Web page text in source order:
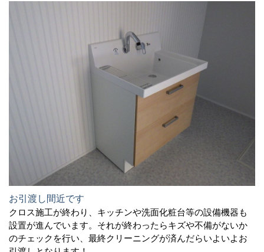
お引渡し間近です
クロス施工が終わり、キッチンや洗面化粧台等の設備機器も
設置が進んでいます。それが終わったらキズや不備がないか
のチェックを行い、最終クリーニングが済んだらいよいよお